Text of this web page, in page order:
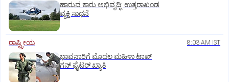
ಹಾರುವ ಕಾರು ಅಭಿವೃದ್ಧಿ: ಉತ್ತರಾಖಂಡ
ವ್ಯಕ್ತಿ ಸಾಧನೆ
ರಾಷ್ಟ್ರೀಯ 8:03 AM IST
ಭಾವನಾರಿಗೆ ಮೊದಲ ಮಹಿಳಾ ಟಾಪ್‌
ಗನ್‌ ಫೈಟರ್‌ ಖ್ಯಾತಿ